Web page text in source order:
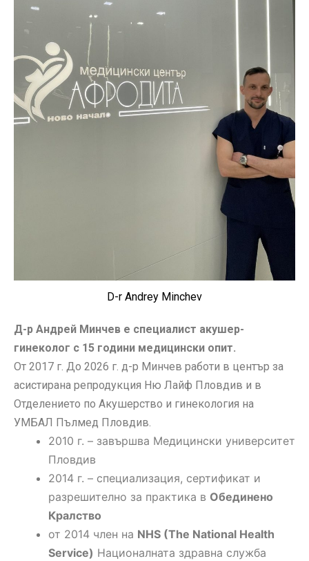
D-r Andrey Minchev
Д-р Андрей Минчев е специалист акушер-
гинеколог с 15 години медицински опит.
От 2017 г. До 2026 г. д-р Минчев работи в център за
асистирана репродукция Ню Лайф Пловдив и в
Отделението по Акушерство и гинекология на
УМБАЛ Пълмед Пловдив.
2010 г. – завършва Медицински университет
Пловдив
2014 г. – специализация, сертификат и
разрешително за практика в Обединено
Кралство
от 2014 член на NHS (The National Health
Service) Националната здравна служба